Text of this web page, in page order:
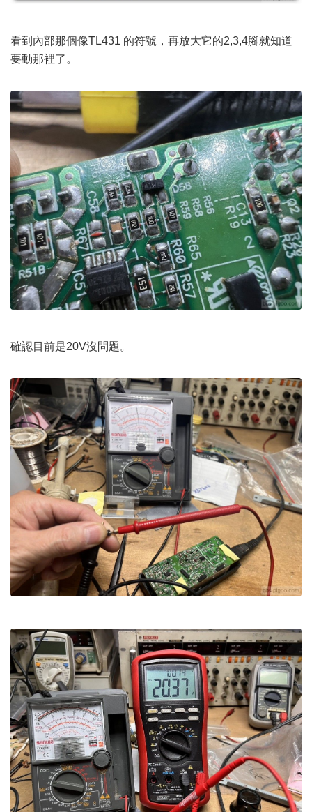
看到內部那個像TL431 的符號，再放大它的2,3,4腳就知道
要動那裡了。
確認目前是20V沒問題。